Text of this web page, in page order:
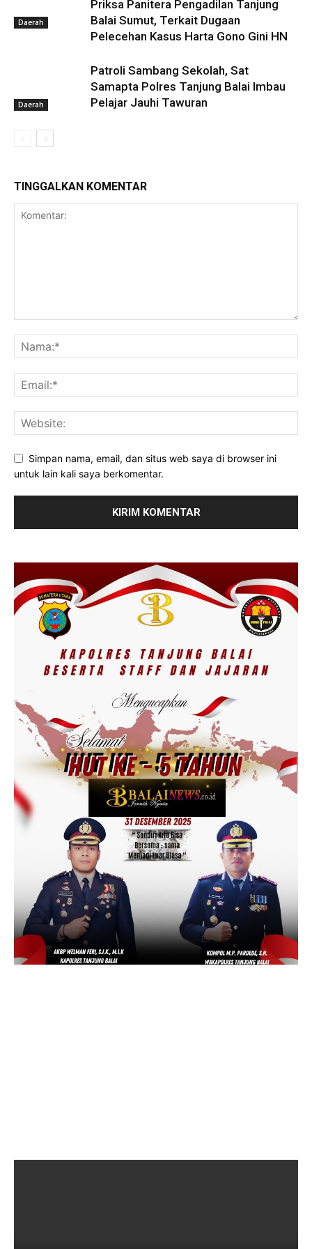
Daerah
Priksa Panitera Pengadilan Tanjung
Balai Sumut, Terkait Dugaan
Pelecehan Kasus Harta Gono Gini HN
Daerah
Patroli Sambang Sekolah, Sat
Samapta Polres Tanjung Balai Imbau
Pelajar Jauhi Tawuran
TINGGALKAN KOMENTAR
Simpan nama, email, dan situs web saya di browser ini
untuk lain kali saya berkomentar.